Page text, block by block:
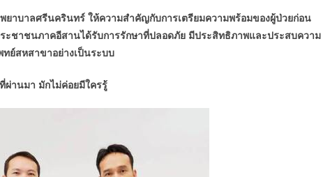
ยาบาลศรีนครินทร์ ให้ความสำคัญกับการเตรียมความพร้อมของผู้ป่วยก่อน
ะชาชนภาคอีสานได้รับการรักษาที่ปลอดภัย มีประสิทธิภาพและประสบความ
ย์สหสาขาอย่างเป็นระบบ
านมา มักไม่ค่อยมีใครรู้